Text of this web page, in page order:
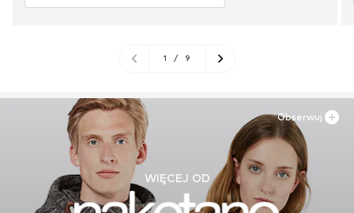
1 / 9
WIĘCEJ OD
Obserwuj